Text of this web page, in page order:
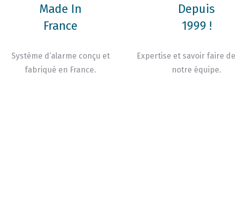
Made In
France
Système d’alarme conçu et
fabriqué en France.
Depuis
1999 !
Expertise et savoir faire
notre équipe.